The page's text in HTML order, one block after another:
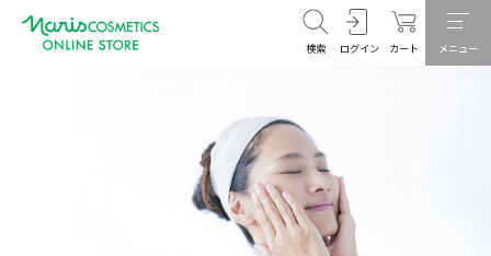
検索 ログイン カート メニュー